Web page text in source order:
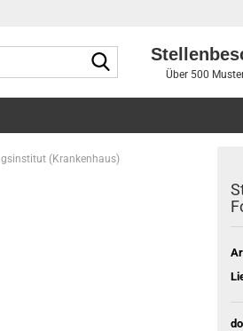
Suche...
Über 500
(Krankenhaus)